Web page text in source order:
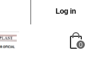
Log in
0